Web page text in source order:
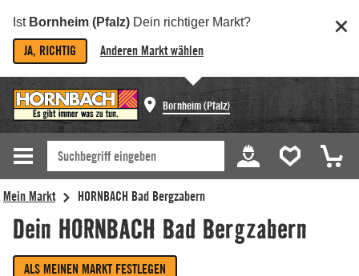
Ist Bornheim (Pfalz) Dein richtiger Markt?
JA, RICHTIG Anderen Markt wählen
Bornheim (Pfalz)